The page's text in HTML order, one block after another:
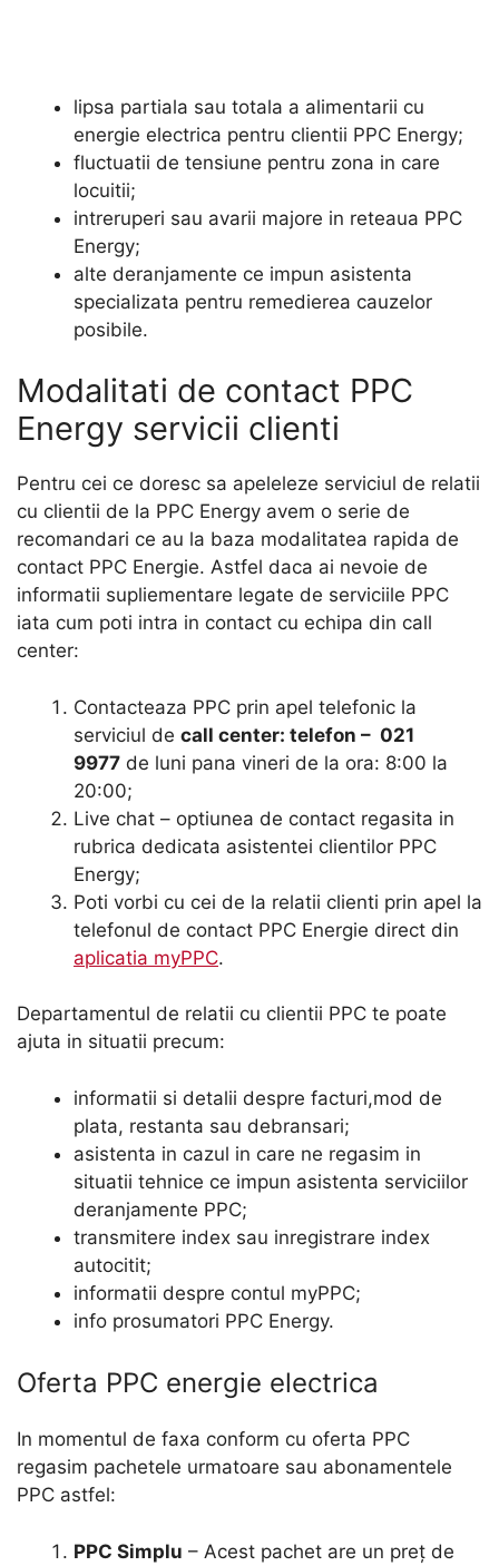
lipsa partiala sau totala a alimentarii cu
energie electrica pentru clientii PPC Energy;
fluctuatii de tensiune pentru zona in care
locuitii;
intreruperi sau avarii majore in reteaua PPC
Energy;
alte deranjamente ce impun asistenta
specializata pentru remedierea cauzelor
posibile.
Modalitati de contact PPC
Energy servicii clienti
Pentru cei ce doresc sa apeleleze serviciul de relatii
cu clientii de la PPC Energy avem o serie de
recomandari ce au la baza modalitatea rapida de
contact PPC Energie. Astfel daca ai nevoie de
informatii supliementare legate de serviciile PPC
iata cum poti intra in contact cu echipa din call
center:
Contacteaza PPC prin apel telefonic la
serviciul de call center: telefon – 021
9977 de luni pana vineri de la ora: 8:00 la
20:00;
Live chat – optiunea de contact regasita in
rubrica dedicata asistentei clientilor PPC
Energy;
Poti vorbi cu cei de la relatii clienti prin apel la
telefonul de contact PPC Energie direct din
aplicatia myPPC.
Departamentul de relatii cu clientii PPC te poate
ajuta in situatii precum:
informatii si detalii despre facturi,mod de
plata, restanta sau debransari;
asistenta in cazul in care ne regasim in
situatii tehnice ce impun asistenta serviciilor
deranjamente PPC;
transmitere index sau inregistrare index
autocitit;
informatii despre contul myPPC;
info prosumatori PPC Energy.
Oferta PPC energie electrica
In momentul de faxa conform cu oferta PPC
regasim pachetele urmatoare sau abonamentele
PPC astfel:
PPC Simplu – Acest pachet are un preț de